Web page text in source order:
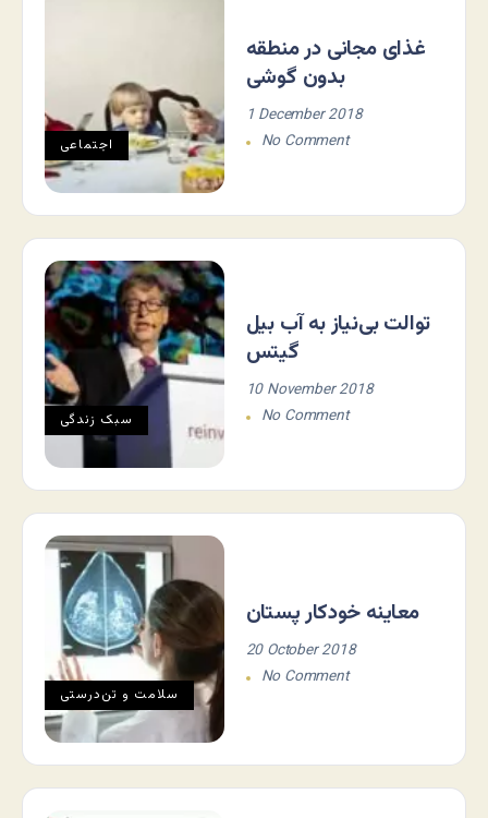
اجتماعی
غذای مجانی در منطقه
بدون گوشی
1 December 2018
No Comment
سبک زندگی
توالت بی‌نیاز به آب بیل
گیتس
10 November 2018
No Comment
سلامت و تن‌درستی
معاینه خودکار پستان
20 October 2018
No Comment